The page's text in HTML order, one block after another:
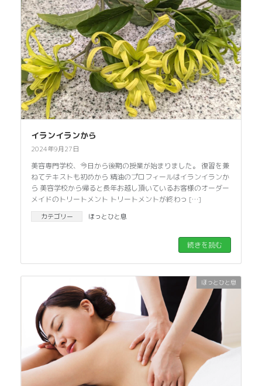
イランイランから
2024年9月27日
美容専門学校、今日から後期の授業が始まりました。 復習を兼
ねてテキストも初めから 精油のプロフィールはイランイランか
ら 美容学校から帰ると長年お越し頂いているお客様のオーダー
メイドのトリートメント トリートメントが終わっ […]
カテゴリー ほっとひと息
続きを読む
ほっとひと息